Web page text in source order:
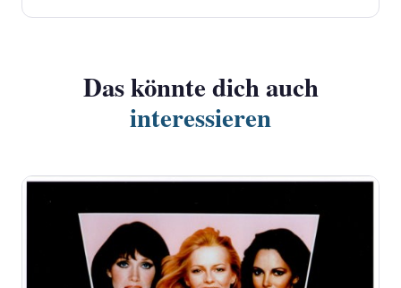
Das könnte dich auch
interessieren